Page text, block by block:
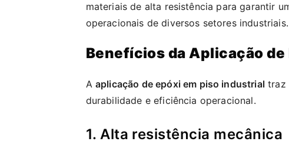
materiais de alta resistência para garantir
operacionais de diversos setores industriais.
Benefícios da Aplicação
A aplicação de epóxi em piso industrialtraz
durabilidade e eficiência operacional.
1. Alta resistência mecânica